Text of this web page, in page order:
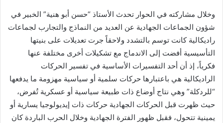
وخلال مشاركته في الحوار تحدث الأستاذ “حسن أبو هنية” الخبير في
شؤون الجماعات الجهادية عن العديد من النماذج والتجارب لجماعات
راديكالية كانت توسم بالتشدد ولاحقاً جرت تعديلات على بنيتها
التأسيسية أفضت إلى الاندماج مع تشكيلات أخرى مختلفة عنها
فكرياً، إذ أن أحد التفسيرات الأساسية في تفسير الحركات
الراديكالية هي باعتبارها حركات سلمية أو سياسية مهزومة ما يدفعها
“للردكلة” وهي نتاج أوضاع ذات طبيعة سياسية أو عسكرية تُفرض،
حيث ظهرت قبل الحركات الجهادية حركات ذات إيديولوجيا يسارية أو
يمينية تتحول، فقبل ظهور الفترة الجهادية وخلال الحرب الباردة كان